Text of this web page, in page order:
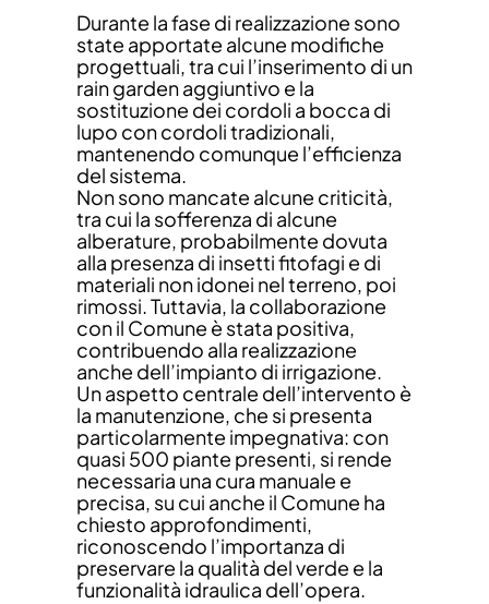
Durante la fase di realizzazione sono
state apportate alcune modifiche
progettuali, tra cui l’inserimento di un
rain garden aggiuntivo e la
sostituzione dei cordoli a bocca di
lupo con cordoli tradizionali,
mantenendo comunque l’efficienza
del sistema.
Non sono mancate alcune criticità,
tra cui la sofferenza di alcune
alberature, probabilmente dovuta
alla presenza di insetti fitofagi e di
materiali non idonei nel terreno, poi
rimossi. Tuttavia, la collaborazione
con il Comune è stata positiva,
contribuendo alla realizzazione
anche dell’impianto di irrigazione.
Un aspetto centrale dell’intervento è
la manutenzione, che si presenta
particolarmente impegnativa: con
quasi 500 piante presenti, si rende
necessaria una cura manuale e
precisa, su cui anche il Comune ha
chiesto approfondimenti,
riconoscendo l’importanza di
preservare la qualità del verde e la
funzionalità idraulica dell’opera.